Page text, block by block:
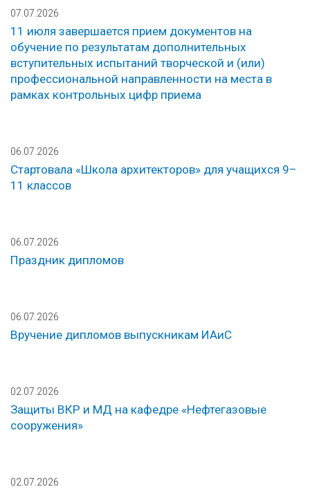
07.07.2026
11 июля завершается прием документов на
обучение по результатам дополнительных
вступительных испытаний творческой и (или)
профессиональной направленности на места в
рамках контрольных цифр приема
06.07.2026
Стартовала «Школа архитекторов» для учащихся 9–
11 классов
06.07.2026
Праздник дипломов
06.07.2026
Вручение дипломов выпускникам ИАиС
02.07.2026
Защиты ВКР и МД на кафедре «Нефтегазовые
сооружения»
02.07.2026